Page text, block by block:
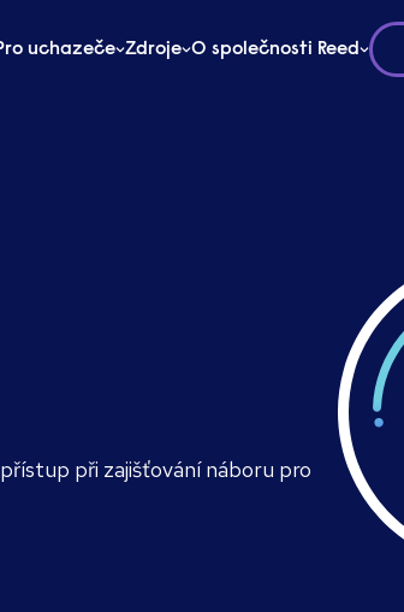
uchazeče Zdroje O společnosti Reed
při zajišťování náboru pro